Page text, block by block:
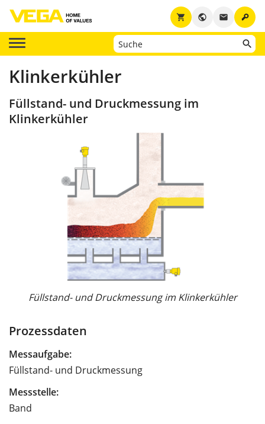
key
email
public
shopping_cart
Klinkerkühler
Füllstand- und Druckmessung im
Klinkerkühler
Füllstand- und Druckmessung im Klinkerkühler
Prozessdaten
Messaufgabe:
Füllstand- und Druckmessung
Messstelle:
Band